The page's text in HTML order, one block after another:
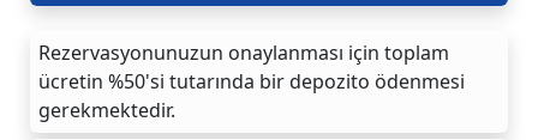
Rezervasyonunuzun onaylanması için toplam
ücretin %50'si tutarında bir depozito ödenmesi
gerekmektedir.